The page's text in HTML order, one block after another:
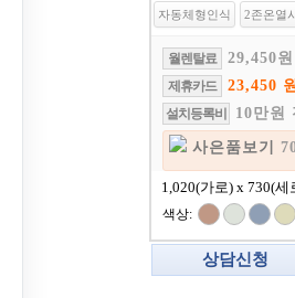
자동체형인식 2존온열
월렌탈료 29,450원
제휴카드 23,450
설치등록비 10만원
사은품보기
1,020(가로) x 730(
색상:
상담신청